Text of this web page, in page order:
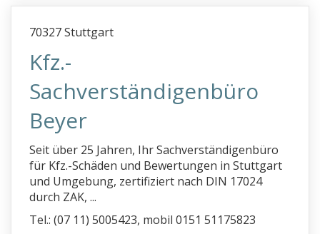
70327 Stuttgart
Kfz.-
Sachverständigenbüro
Beyer
Seit über 25 Jahren, Ihr Sachverständigenbüro
für Kfz.-Schäden und Bewertungen in Stuttgart
und Umgebung, zertifiziert nach DIN 17024
durch ZAK, ...
Tel.: (07 11) 5005423, mobil 0151 51175823